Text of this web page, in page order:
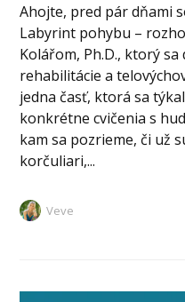
Ahojte, pred pár dňami
Labyrint pohybu –
Kolářom, Ph.D., ktorý
rehabilitácie a
jedna časť, ktorá sa
konkrétne cvičenia s
kam sa pozrieme, či už
korčuliari,...
Veve